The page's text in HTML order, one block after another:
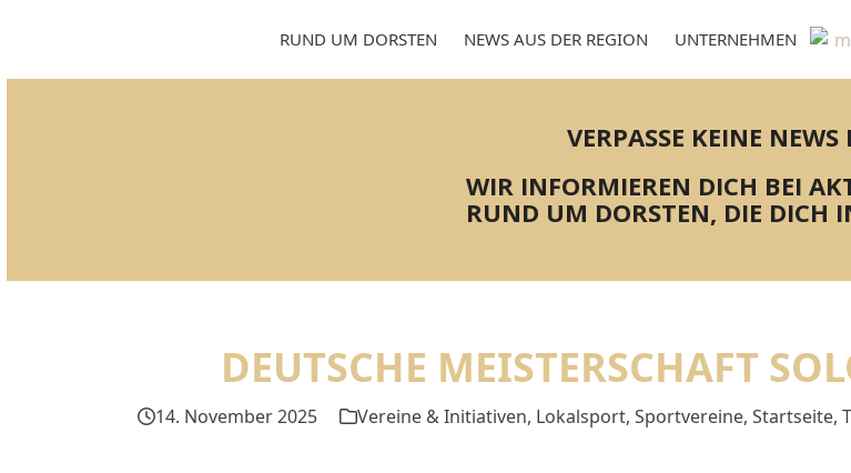
RUND UM DORSTEN NEWS AUS DER REGION UNTERNEHMEN
VERPASSE KEINE NEWS
WIR INFORMIEREN DICH BEI
RUND UM DORSTEN, DIE DICH
DEUTSCHE MEISTERSCHAFT
14. November 2025 Vereine & Initiativen, Lokalsport, Sportvereine, Startseite,